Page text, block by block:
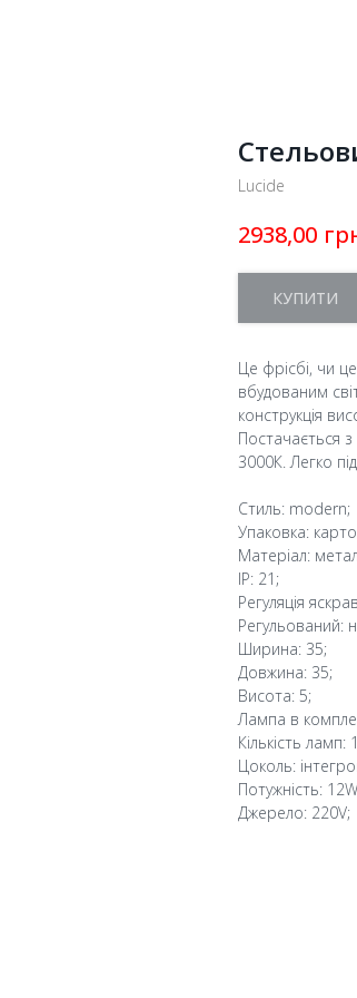
Lucide
2938,00
КУПИТИ
Це фрісбі, чи
вбудованим
конструкція
Постачається
3000К. Легко
Стиль: modern;
Упаковка:
Матеріал:
IP: 21;
Регуляція
Регульований:
Ширина: 35;
Довжина: 35;
Висота: 5;
Лампа в
Кількість ламп:
Цоколь:
Потужність:
Джерело: 220V;